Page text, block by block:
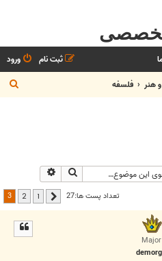
تخصصی
ورود
ثبت نام
هنر فلسفه
س
جستجو
تعداد پست ها:27 قبلی 1
2
3